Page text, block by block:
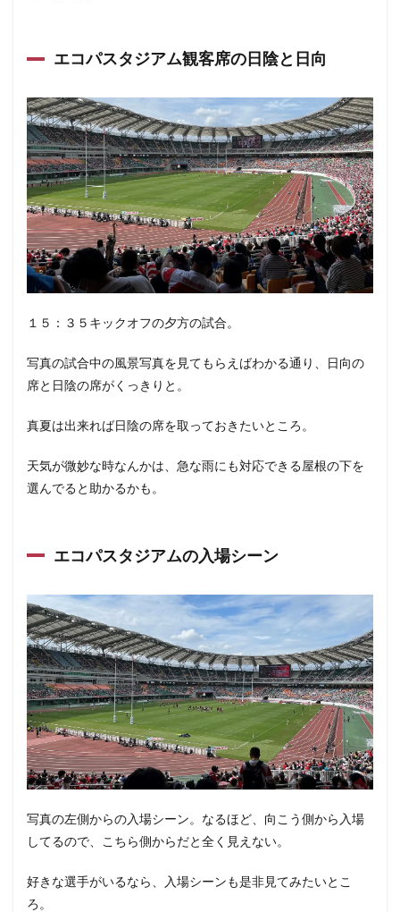
エコパスタジアム観客席の日陰と日向
１５：３５キックオフの夕方の試合。
写真の試合中の風景写真を見てもらえばわかる通り、日向の
席と日陰の席がくっきりと。
真夏は出来れば日陰の席を取っておきたいところ。
天気が微妙な時なんかは、急な雨にも対応できる屋根の下を
選んでると助かるかも。
エコパスタジアムの入場シーン
写真の左側からの入場シーン。なるほど、向こう側から入場
してるので、こちら側からだと全く見えない。
好きな選手がいるなら、入場シーンも是非見てみたいとこ
ろ。